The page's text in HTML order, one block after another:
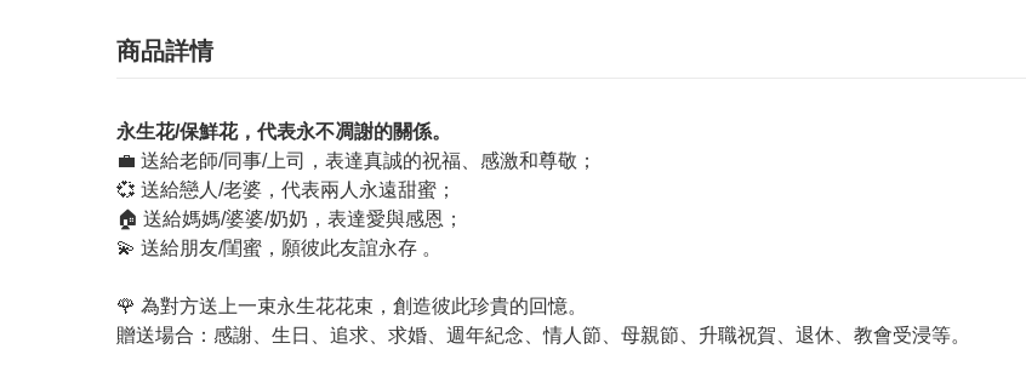
商品詳情
永生花/保鮮花，代表永不凋謝的關係。
💼 送給老師/同事/上司，表達真誠的祝福、感激和尊敬；
💞 送給戀人/老婆，代表兩人永遠甜蜜；
🏠 送給媽媽/婆婆/奶奶，表達愛與感恩；
💫 送給朋友/閨蜜，願彼此友誼永存 。
🌹 為對方送上一束永生花花束，創造彼此珍貴的回憶。
贈送場合：感謝、生日、追求、求婚、週年紀念、情人節、母親節、升職祝賀、退休、教會受浸等。